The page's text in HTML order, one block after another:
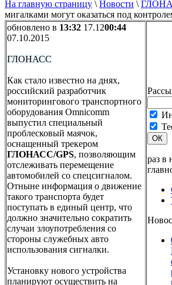
На главную страницу \ Новости \
мигалками могут оказаться под
обновлено в 13:32 17.1200:44
07.10.2015
ГЛОНАСС
Как стало известно на днях,
российский разработчик
мониторингового транспортного
оборудования Omnicomm
выпустил специальный
проблесковый маячок,
оснащенный трекером
ГЛОНАСС/GPS, позволяющим
отслеживать перемещение
автомобилей со спецсигналом.
Отныне информация о движение
такого транспорта будет
поступать в единый центр, что
должно значительно сократить
случаи злоупотребления со
стороны служебных авто
использования сигналки.
Установку нового устройства
планируют осуществить на
ОК
раз в